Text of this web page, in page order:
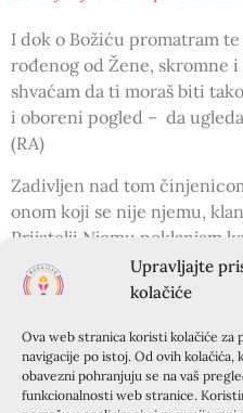
Upravljajte
kolačiće
Ova web stranica koristi kolačiće za
navigacije po istoj. Od ovih kolačića,
obavezni pohranjuju se na vaš
funkcionalnosti web stranice.
I dok o Božiću promatram te
rođenog od Žene, skromne i
shvaćam da ti moraš biti
i oboreni pogled – da
(RA)
Zadivljen nad tom
onom koji se nije njemu,
Prijatelji Njemu poklanjam
Vlč. Andrija
PRETHODNA OBJAVA
”Molim te, slušaj ono što ne govorim…”